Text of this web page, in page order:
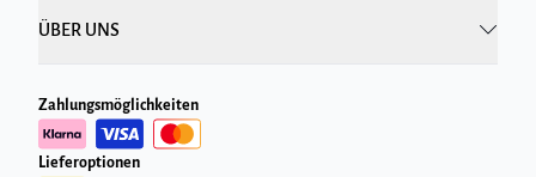
ÜBER UNS
Zahlungsmöglichkeiten
Lieferoptionen